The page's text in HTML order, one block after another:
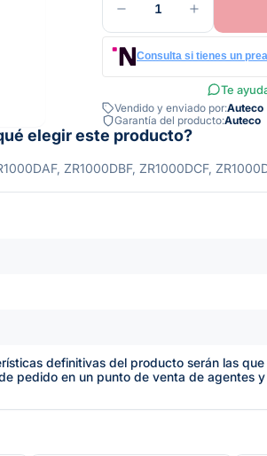
1
Consulta si tienes un
Te
Vendido y enviado por:Auteco
Garantía del producto:Auteco
elegir este producto?
ZR1000DBF, ZR1000DCF,
definitivas del producto serán las
pedido en un punto de venta de agentes